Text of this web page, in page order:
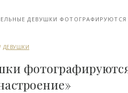
ДЕВУШКИ ФОТОГРАФИРУЮТСЯ
ДЕВУШКИ